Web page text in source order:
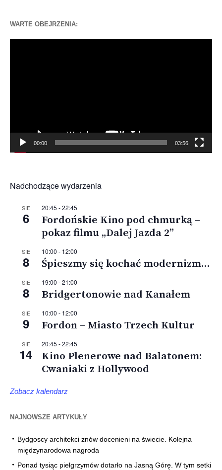
WARTE OBEJRZENIA:
00:00 03:56
Nadchodzące wydarzenia
SIE
6
20:45 -22:45
Fordońskie Kino pod chmurką –
pokaz filmu „Dalej Jazda 2”
SIE
8
10:00 - 12:00
Śpieszmy się kochać modernizm…
SIE
8
19:00 -21:00
Bridgertonowie nad Kanałem
SIE
9
10:00 - 12:00
Fordon – Miasto Trzech Kultur
SIE
14
20:45 -22:45
Kino Plenerowe nad Balatonem:
Cwaniaki z Hollywood
Zobacz kalendarz
NAJNOWSZE ARTYKUŁY
Bydgoscy architekci znów docenieni na świecie. Kolejna
międzynarodowa nagroda
Ponad tysiąc pielgrzymów dotarło na Jasną Górę. W tym setki